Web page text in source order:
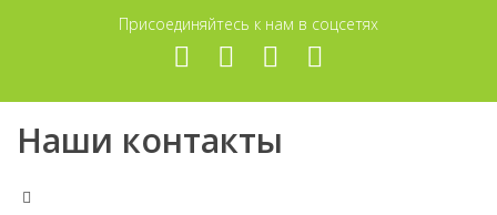
Присоединяйтесь к нам в соцсетях
Наши контакты